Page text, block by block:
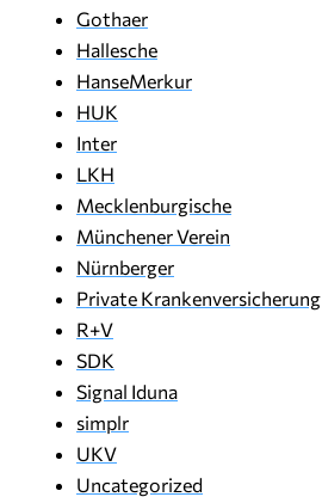
Gothaer
Hallesche
HanseMerkur
HUK
Inter
LKH
Mecklenburgische
Münchener Verein
Nürnberger
Private Krankenversicherung
R+V
SDK
Signal Iduna
simplr
UKV
Uncategorized